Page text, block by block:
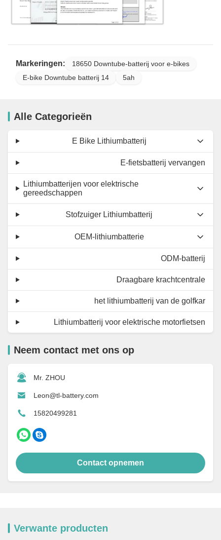
Markeringen:
18650 Downtube-batterij voor e-bikes
E-bike Downtube batterij 14
5ah
Alle Categorieën
E Bike Lithiumbatterij
E-fietsbatterij vervangen
Lithiumbatterijen voor elektrische
gereedschappen
Stofzuiger Lithiumbatterij
OEM-lithiumbatterie
ODM-batterij
Draagbare krachtcentrale
het lithiumbatterij van de golfkar
Lithiumbatterij voor elektrische motorfietsen
Neem contact met ons op
Mr. ZHOU
Leon@tl-battery.com
15820499281
Contact opnemen
Verwante producten